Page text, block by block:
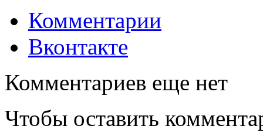
Комментарии
Вконтакте
Комментариев еще нет
Чтобы оставить